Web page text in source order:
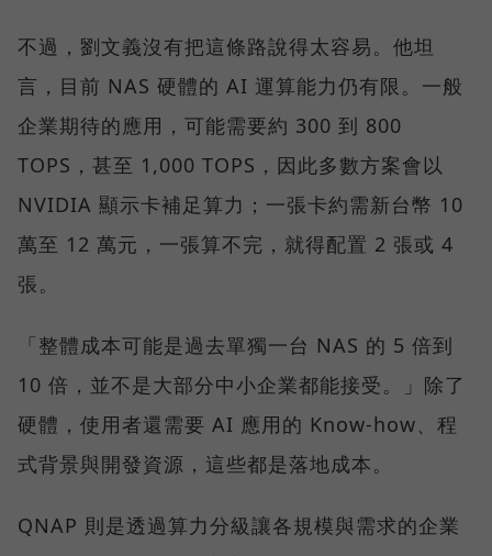
不過，劉文義沒有把這條路說得太容易。他坦
言，目前 NAS 硬體的 AI 運算能力仍有限。一般
企業期待的應用，可能需要約 300 到 800
TOPS，甚至 1,000 TOPS，因此多數方案會以
NVIDIA 顯示卡補足算力；一張卡約需新台幣 10
萬至 12 萬元，一張算不完，就得配置 2 張或 4
張。
「整體成本可能是過去單獨一台 NAS 的 5 倍到
10 倍，並不是大部分中小企業都能接受。」除了
硬體，使用者還需要 AI 應用的 Know-how、程
式背景與開發資源，這些都是落地成本。
QNAP 則是透過算力分級讓各規模與需求的企業